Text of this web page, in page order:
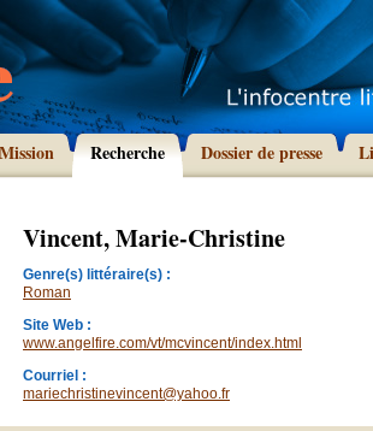
Mission Recherche Dossier de presse
Vincent, Marie-Christine
Genre(s) littéraire(s) :
Roman
Site Web :
www.angelfire.com/vt/mcvincent/index.html
Courriel :
mariechristinevincent@yahoo.fr